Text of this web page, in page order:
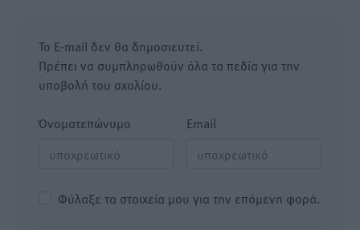
Το E-mail δεν θα δημοσιευτεί.
Πρέπει να συμπληρωθούν όλα τα πεδία για την
υποβολή του σχολίου.
Όνοματεπώνυμο Email
Φύλαξε τα στοιχεία μου για την επόμενη φορά.